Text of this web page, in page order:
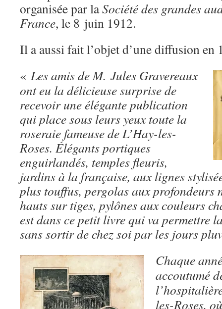
organisée par laSociété des grandes
France, le 8 juin 1912.
Il a aussi fait l’objet d’une diffusion
« Les amis de M. Jules Gravereaux
ont eu la délicieuse surprise de
recevoir une élégante publication
qui place sous leurs yeux toute la
roseraie fameuse de L’Hay-les-
Roses. Élégants portiques
enguirlandés, temples fleuris,
jardins à la française, aux lignes
plus touffus, pergolas aux profondeurs
hauts sur tiges, pylônes aux couleurs
est dans ce petit livre qui va permettre
sans sortir de chez soi par les jours
Chaque
accoutumé
les-Roses,